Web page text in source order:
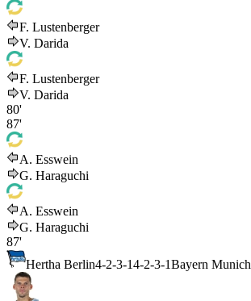
F. Lustenberger
V. Darida
F. Lustenberger
V. Darida
80'
87'
A. Esswein
G. Haraguchi
A. Esswein
G. Haraguchi
87'
Hertha Berlin4-2-3-14-2-3-1Bayern Munich